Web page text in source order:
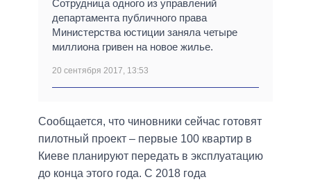
Сотрудница одного из управлений
департамента публичного права
Министерства юстиции заняла четыре
миллиона гривен на новое жилье.
20 сентября 2017, 13:53
Сообщается, что чиновники сейчас готовят
пилотный проект – первые 100 квартир в
Киеве планируют передать в эксплуатацию
до конца этого года. С 2018 года